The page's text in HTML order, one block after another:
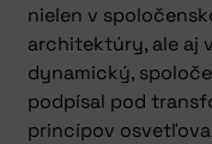
nielen v
architektúry, ale aj
dynamický,
podpísal pod
princípov